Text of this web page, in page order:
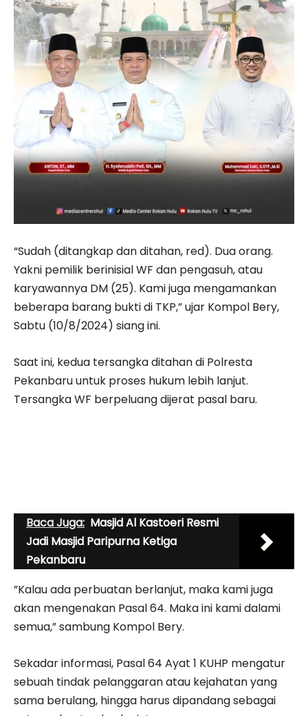
“Sudah (ditangkap dan ditahan, red). Dua orang.
Yakni pemilik berinisial WF dan pengasuh, atau
karyawannya DM (25). Kami juga mengamankan
beberapa barang bukti di TKP,” ujar Kompol Bery,
Sabtu (10/8/2024) siang ini.
Saat ini, kedua tersangka ditahan di Polresta
Pekanbaru untuk proses hukum lebih lanjut.
Tersangka WF berpeluang dijerat pasal baru.
Baca Juga: Masjid Al Kastoeri Resmi
Jadi Masjid Paripurna Ketiga
Pekanbaru
”Kalau ada perbuatan berlanjut, maka kami juga
akan mengenakan Pasal 64. Maka ini kami dalami
semua,” sambung Kompol Bery.
Sekadar informasi, Pasal 64 Ayat 1 KUHP mengatur
sebuah tindak pelanggaran atau kejahatan yang
sama berulang, hingga harus dipandang sebagai